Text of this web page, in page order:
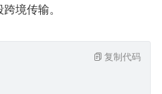
境传输。
复制代码